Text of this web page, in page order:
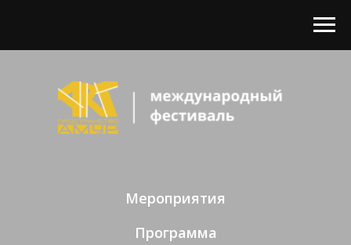
Мероприятия
Программа